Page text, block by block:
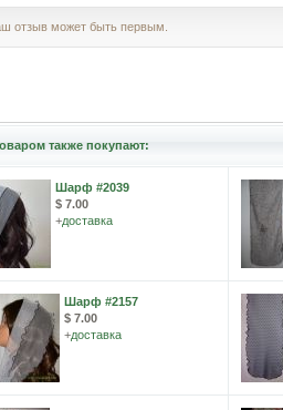
отзыв может быть первым.
также покупают:
Шарф #2039
$ 7.00
+доставка
Шарф #2157
$ 7.00
+доставка